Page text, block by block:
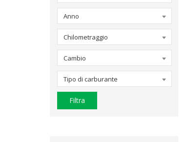
Anno
Chilometraggio
Cambio
Tipo di carburante
Filtra